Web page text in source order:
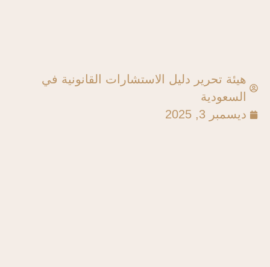
هيئة تحرير دليل الاستشارات القانونية في
السعودية
ديسمبر 3, 2025